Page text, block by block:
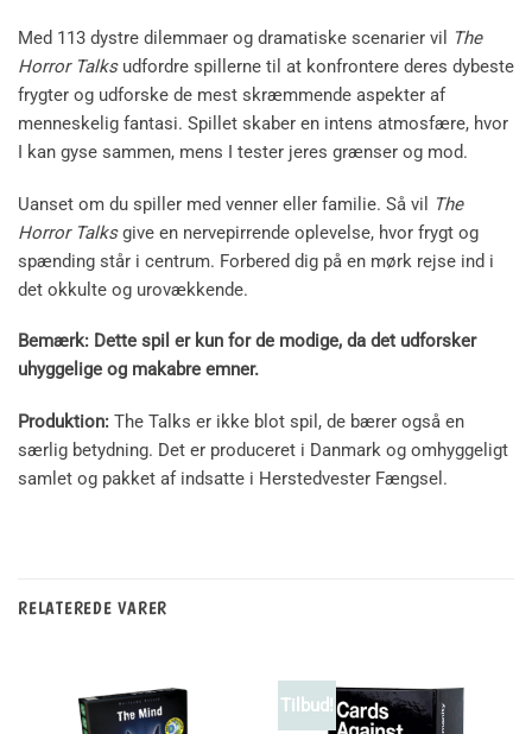
Med 113 dystre dilemmaer og dramatiske scenarier vil
The
Horror Talksudfordre spillerne til at konfrontere deres dybeste
frygter og udforske de mest skræmmende aspekter af
menneskelig fantasi. Spillet skaber en intens atmosfære, hvor
I kan gyse sammen, mens I tester jeres grænser og mod.
Uanset om du spiller med venner eller familie. Så vil
The
Horror Talksgive en nervepirrende oplevelse, hvor frygt og
spænding står i centrum. Forbered dig på en mørk rejse ind i
det okkulte og urovækkende.
Bemærk: Dette spil er kun for de modige, da det udforsker
uhyggelige og makabre emner.
Produktion: The Talks er ikke blot spil, de bærer også en
særlig betydning. Det er produceret i Danmark og omhyggeligt
samlet og pakket af indsatte i Herstedvester Fængsel.
RELATEREDE VARER
Tilbud!